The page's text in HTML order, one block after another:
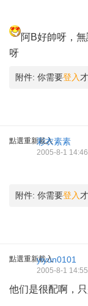
阿B好帥呀，
呀
附件: 你需要登入
點選重新載入彩衣素素
2005-8-1 14:46
附件: 你需要登入
點選重新載入yiyun0101
2005-8-1 14:55
他们是很配啊，